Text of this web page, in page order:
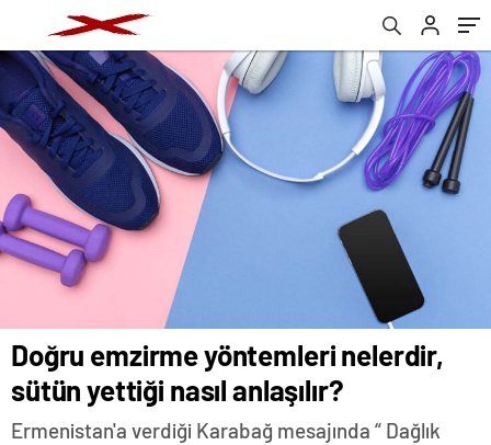
Doğru emzirme yöntemleri nelerdir,
sütün yettiği nasıl anlaşılır?
Ermenistan'a verdiği Karabağ mesajında “ Dağlık